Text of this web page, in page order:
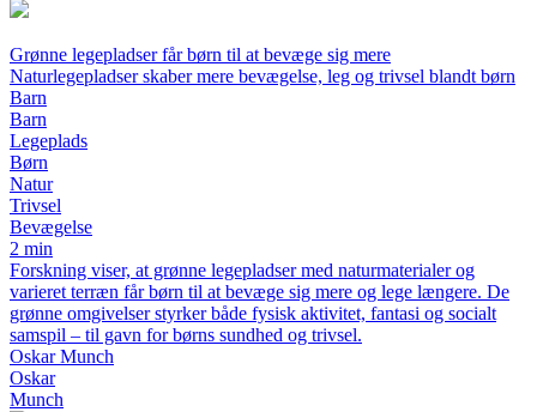
Grønne legepladser får børn til at bevæge sig mere
Naturlegepladser skaber mere bevægelse, leg og trivsel blandt børn
Barn
Barn
Legeplads
Børn
Natur
Trivsel
Bevægelse
2 min
Forskning viser, at grønne legepladser med naturmaterialer og
varieret terræn får børn til at bevæge sig mere og lege længere. De
grønne omgivelser styrker både fysisk aktivitet, fantasi og socialt
samspil – til gavn for børns sundhed og trivsel.
Oskar Munch
Oskar
Munch